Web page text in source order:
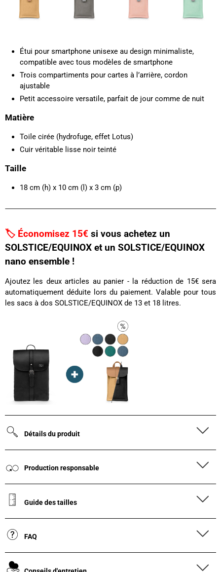
Étui pour smartphone unisexe au design minimaliste,
compatible avec tous modèles de smartphone
Trois compartiments pour cartes à l’arrière, cordon
ajustable
Petit accessoire versatile, parfait de jour comme de nuit
Matière
Toile cirée (hydrofuge, effet Lotus)
Cuir véritable lisse noir teinté
Taille
18 cm (h) x 10 cm (l) x 3 cm (p)
🏷️ Économisez 15€ si vous achetez un
SOLSTICE/EQUINOX et un SOLSTICE/EQUINOX
nano ensemble !
Ajoutez les deux articles au panier - la réduction de 15€ sera
automatiquement déduite lors du paiement. Valable pour tous
les sacs à dos SOLSTICE/EQUINOX de 13 et 18 litres.
Détails du produit
Production responsable
Guide des tailles
FAQ